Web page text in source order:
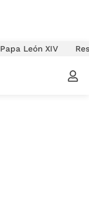
Papa León XIV